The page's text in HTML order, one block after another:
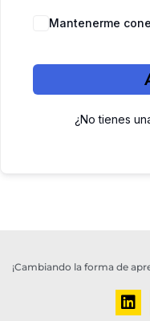
Mantenerme
¿No tienes
¡Cambiando la forma de